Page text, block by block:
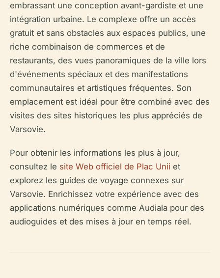
embrassant une conception avant-gardiste et une
intégration urbaine. Le complexe offre un accès
gratuit et sans obstacles aux espaces publics, une
riche combinaison de commerces et de
restaurants, des vues panoramiques de la ville lors
d'événements spéciaux et des manifestations
communautaires et artistiques fréquentes. Son
emplacement est idéal pour être combiné avec des
visites des sites historiques les plus appréciés de
Varsovie.
Pour obtenir les informations les plus à jour,
consultez le site Web officiel de Plac Unii et
explorez les guides de voyage connexes sur
Varsovie. Enrichissez votre expérience avec des
applications numériques comme Audiala pour des
audioguides et des mises à jour en temps réel.